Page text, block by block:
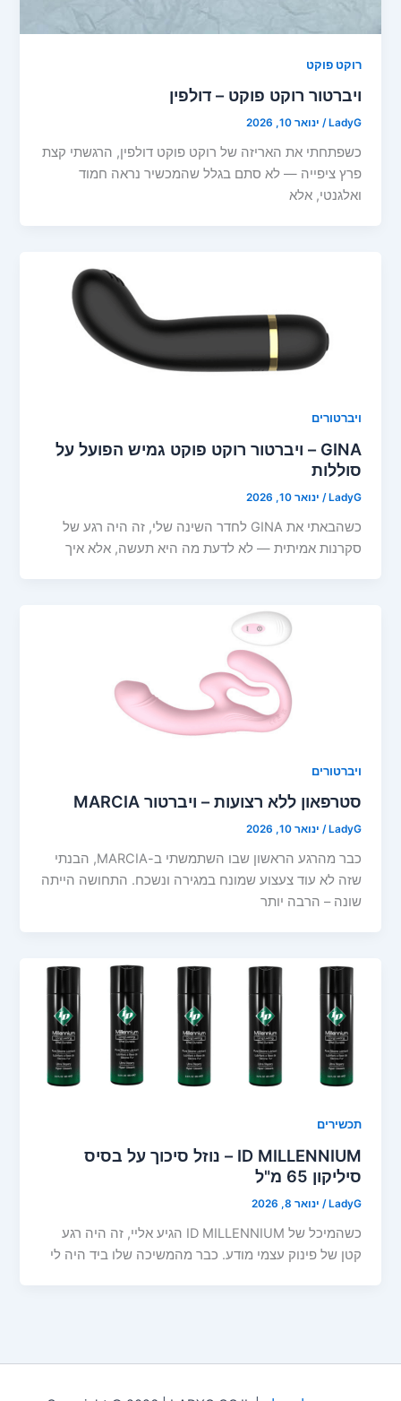
רוקט פוקט
ויברטור רוקט פוקט – דולפין
LadyG
/ ינואר 10, 2026
כשפתחתי את האריזה של רוקט פוקט דולפין, הרגשתי קצת
פרץ ציפייה — לא סתם בגלל שהמכשיר נראה חמוד
ואלגנטי, אלא
ויברטורים
GINA – ויברטור רוקט פוקט גמיש הפועל על
סוללות
LadyG
/ ינואר 10, 2026
כשהבאתי את GINA לחדר השינה שלי, זה היה רגע של
סקרנות אמיתית — לא לדעת מה היא תעשה, אלא איך
ויברטורים
סטרפאון ללא רצועות – ויברטור MARCIA
LadyG
/ ינואר 10, 2026
כבר מהרגע הראשון שבו השתמשתי ב-MARCIA, הבנתי
שזה לא עוד צעצוע שמונח במגירה ונשכח. התחושה הייתה
שונה – הרבה יותר
תכשירים
ID MILLENNIUM – נוזל סיכוך על בסיס
סיליקון 65 מ"ל
LadyG
/ ינואר 8, 2026
כשהמיכל של ID MILLENNIUM הגיע אליי, זה היה רגע
קטן של פינוק עצמי מודע. כבר מהמשיכה שלו ביד היה לי